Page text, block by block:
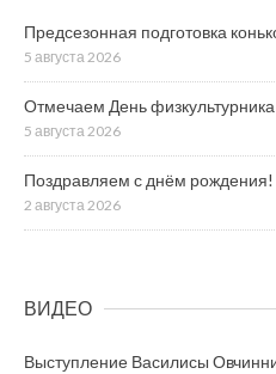
Предсезонная подготовка
5 августа 2026
Отмечаем День
5 августа 2026
Поздравляем с днём рождения!
2 августа 2026
ВИДЕО
Выступление Василисы